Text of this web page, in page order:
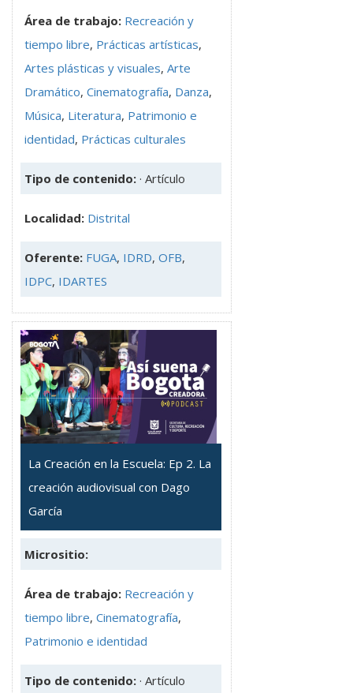
Área de trabajo: Recreación y
tiempo libre, Prácticas artísticas,
Artes plásticas y visuales, Arte
Dramático, Cinematografía, Danza,
Música, Literatura, Patrimonio e
identidad, Prácticas culturales
Tipo de contenido: · Artículo
Localidad: Distrital
Oferente: FUGA, IDRD, OFB,
IDPC, IDARTES
La Creación en la Escuela: Ep 2. La
creación audiovisual con Dago
García
Micrositio:
Área de trabajo: Recreación y
tiempo libre, Cinematografía,
Patrimonio e identidad
Tipo de contenido: · Artículo